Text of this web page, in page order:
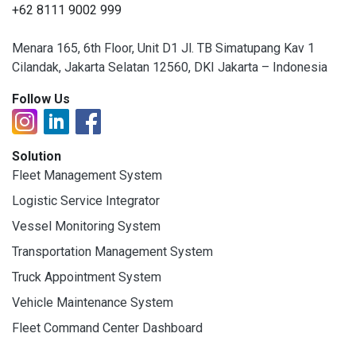
+62 8111 9002 999
Menara 165, 6th Floor, Unit D1 Jl. TB Simatupang Kav 1
Cilandak, Jakarta Selatan 12560, DKI Jakarta – Indonesia
Follow Us
Solution
Fleet Management System
Logistic Service Integrator
Vessel Monitoring System
Transportation Management System
Truck Appointment System
Vehicle Maintenance System
Fleet Command Center Dashboard